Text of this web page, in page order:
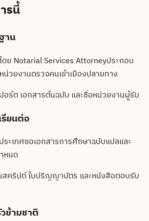
รนี้
าน
ดย Notarial Services Attorneyประกอบ
วยงานตรวจคนเข้าเมืองปลายทาง
อร์ต เอกสารต้นฉบับ และชื่อหน่วยงานผู้รับ
ยนต่อ
ะเทศขอเอกสารการศึกษาฉบับแปลและ
หนด
สคริปต์ ใบปริญญาบัตร และหนังสือตอบรับ
ข้ามชาติ